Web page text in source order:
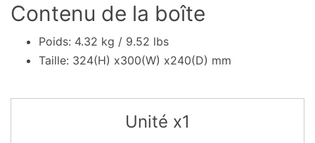
Contenu de la boîte
Poids: 4.32 kg / 9.52 lbs
Taille: 324(H) x300(W) x240(D) mm
Unité x1